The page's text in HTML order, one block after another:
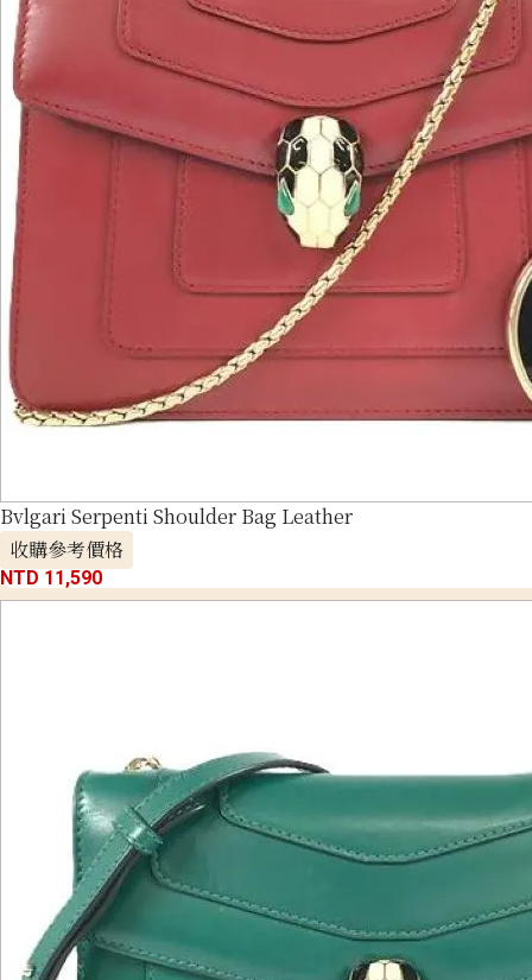
Bvlgari Serpenti Shoulder Bag Leather
收購參考價格
NTD 11,590